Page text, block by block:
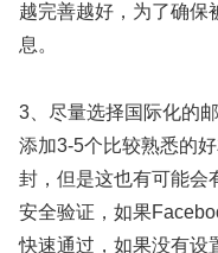
越完善越好，为了确保
息。
3、尽量选择国际化的
添加3-5个比较熟悉的
封，但是这也有可能会
安全验证，如果
快速通过，如果没有设